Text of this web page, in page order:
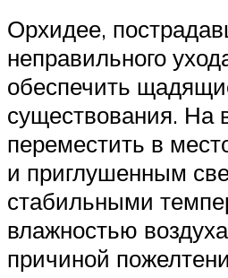
Орхидее,
неправильного
обеспечить
существования. На
переместить в
и приглушенным
стабильными
влажностью
причиной